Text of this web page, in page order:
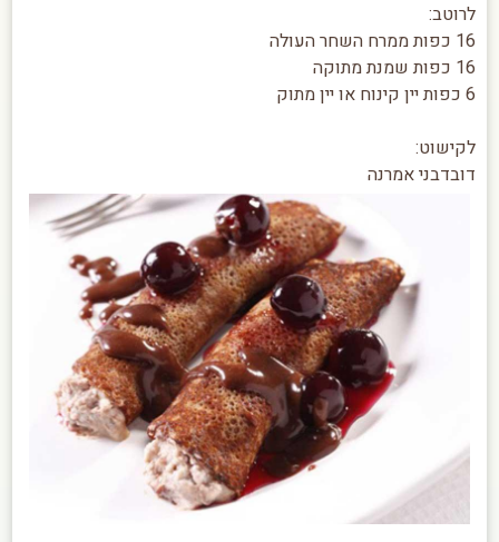
לרוטב:
16 כפות ממרח השחר העולה
16 כפות שמנת מתוקה
6 כפות יין קינוח או יין מתוק
לקישוט:
דובדבני אמרנה